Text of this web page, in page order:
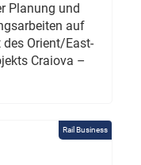
Planung und
auf
Orient/East-
Craiova –
Rail Business